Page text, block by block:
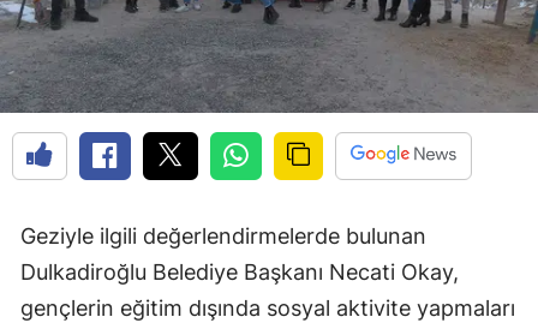
Geziyle ilgili değerlendirmelerde bulunan
Dulkadiroğlu Belediye Başkanı Necati Okay,
gençlerin eğitim dışında sosyal aktivite yapmaları